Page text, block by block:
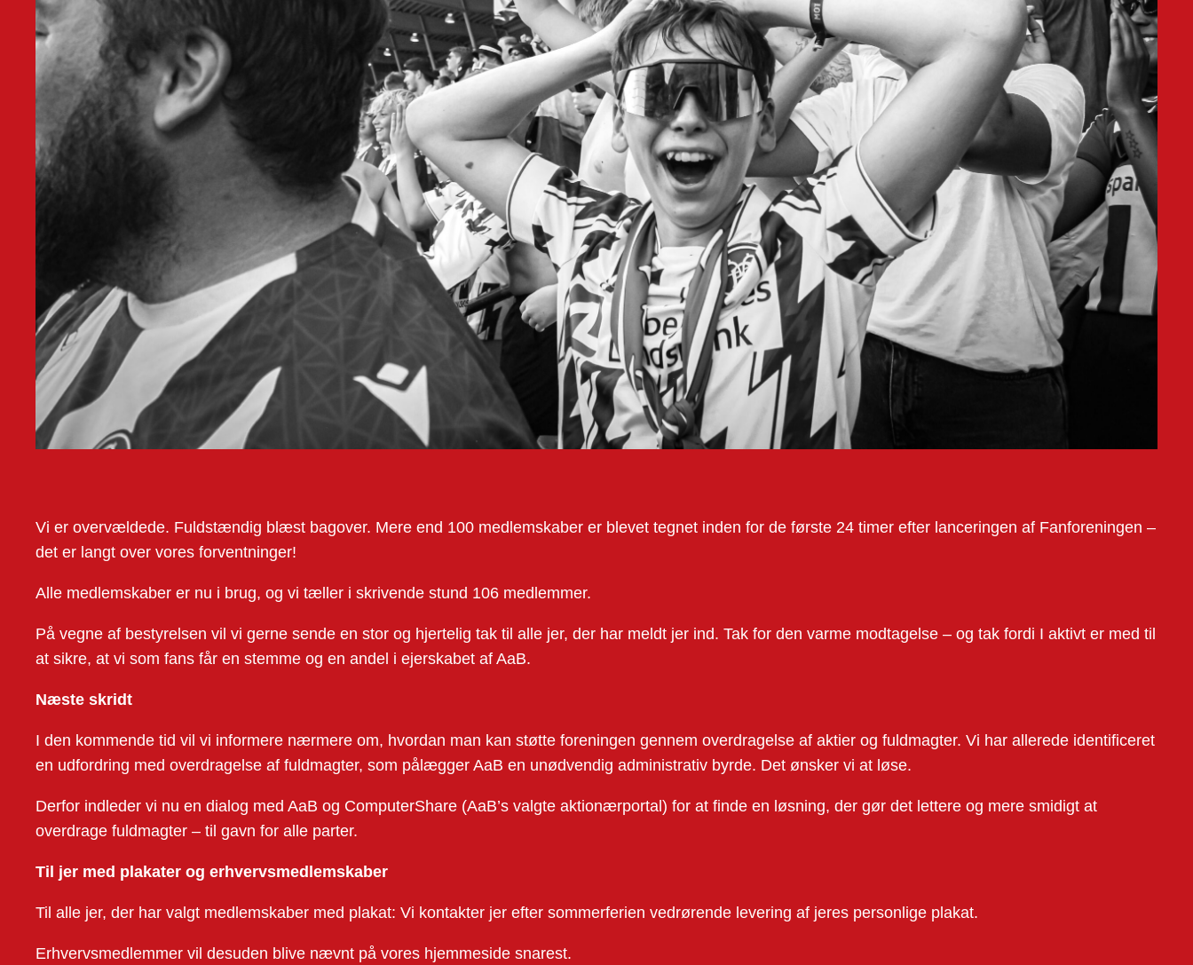
Vi er overvældede. Fuldstændig blæst bagover. Mere end 100 medlemskaber er blevet tegnet inden for de første 24 timer efter lanceringen af Fanforeningen –
det er langt over vores forventninger!
Alle medlemskaber er nu i brug, og vi tæller i skrivende stund 106 medlemmer.
På vegne af bestyrelsen vil vi gerne sende en stor og hjertelig tak til alle jer, der har meldt jer ind. Tak for den varme modtagelse – og tak fordi I aktivt er med til
at sikre, at vi som fans får en stemme og en andel i ejerskabet af AaB.
Næste skridt
I den kommende tid vil vi informere nærmere om, hvordan man kan støtte foreningen gennem overdragelse af aktier og fuldmagter. Vi har allerede identificeret
en udfordring med overdragelse af fuldmagter, som pålægger AaB en unødvendig administrativ byrde. Det ønsker vi at løse.
Derfor indleder vi nu en dialog med AaB og ComputerShare (AaB’s valgte aktionærportal) for at finde en løsning, der gør det lettere og mere smidigt at
overdrage fuldmagter – til gavn for alle parter.
Til jer med plakater og erhvervsmedlemskaber
Til alle jer, der har valgt medlemskaber med plakat: Vi kontakter jer efter sommerferien vedrørende levering af jeres personlige plakat.
Erhvervsmedlemmer vil desuden blive nævnt på vores hjemmeside snarest.